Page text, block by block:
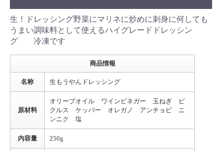
生！ドレッシング野菜にマリネに炒めに刺身に何しても
うまい調味料として使えるハイグレードドレッシン
グ 冷凍です
商品情報
名称 生もうやんドレッシング
原材料
オリーブオイル ワインビネガー 玉ねぎ ピ
クルス ケッパー オレガノ アンチョビ ニ
ンニク 塩
内容量 250g